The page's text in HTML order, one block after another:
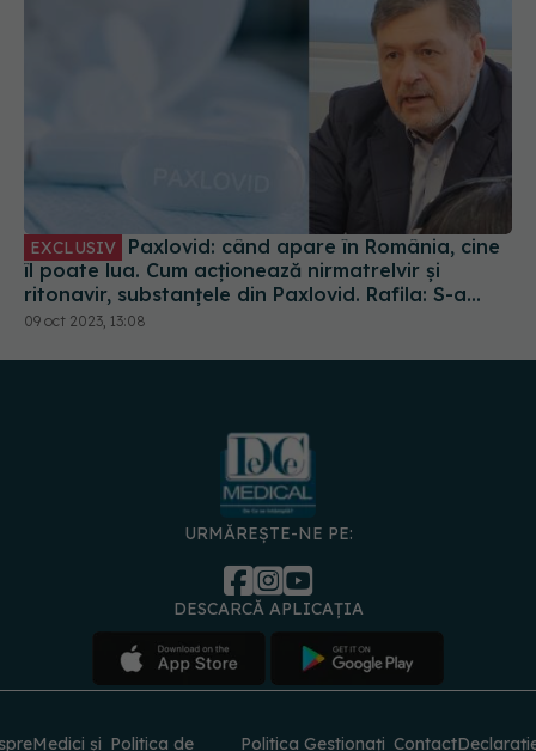
EXCLUSIV
îl poate lua. Cum acționează nirmatrelvir și
ritonavir, substanțele din Paxlovid. Rafila: S-a
semnat contractul. Va fi disponibil la
09 oct 2023, 13:08
URMĂREȘTE-NE PE:
DESCARCĂ APLICAȚIA
Medici și Politica de Politica Gestionați Contact